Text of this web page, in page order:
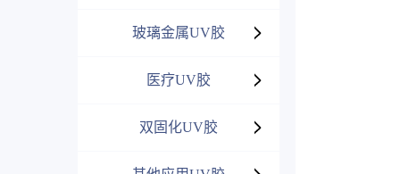
玻璃金属UV胶
医疗UV胶
双固化UV胶